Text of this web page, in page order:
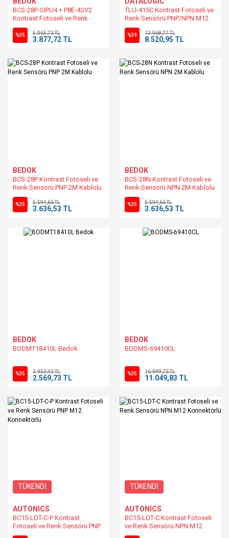
BCS-28P-SIPU4 + P8E-4SV2
Kontrast Fotoseli ve Renk
Sensörü PNP M8 Konnektörlü
2M M8 Konnektör Dahil
%35 5.965,73 TL
3.877,72 TL
TLU-415C Kontrast Fotoseli ve
Renk Sensörü PNP/NPN M12
Konnektörlü
%39 13.968,77 TL
8.520,95 TL
BEDOK
BCS-28P Kontrast Fotoseli ve
Renk Sensörü PNP 2M Kablolu
%35 5.594,66 TL
3.636,53 TL
BEDOK
BCS-28N Kontrast Fotoseli ve
Renk Sensörü NPN 2M Kablolu
%35 5.594,66 TL
3.636,53 TL
BEDOK
BODMT18410L Bedok
%35 3.953,43 TL
2.569,73 TL
BEDOK
BODMS-69410CL
%35 16.999,73 TL
11.049,83 TL
TÜKENDİ
AUTONİCS
BC15-LDT-C-P Kontrast
Fotoseli ve Renk Sensörü PNP
M12 Konnektörlü
TÜKENDİ
AUTONİCS
BC15-LDT-C Kontrast Fotoseli
ve Renk Sensörü NPN M12
Konnektörlü